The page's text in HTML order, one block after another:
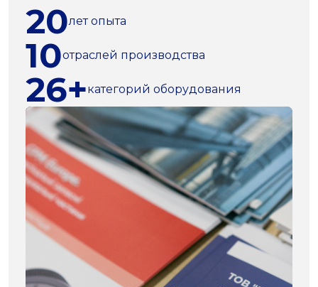
20лет опыта
10отраслей производства
26+категорий оборудования